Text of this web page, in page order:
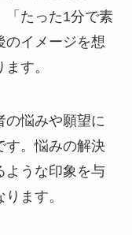
「たった1分で素
のイメージを想
す。
の悩みや願望に
す。悩みの解決
ような印象を与
ます。